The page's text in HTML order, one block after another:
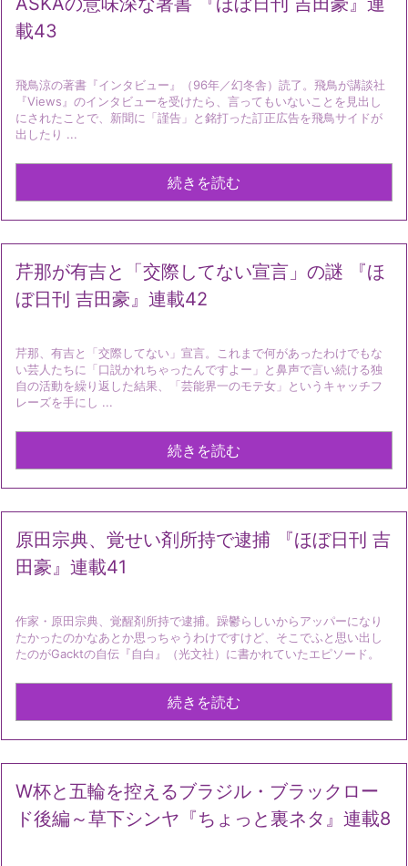
載43
飛鳥涼の著書『インタビュー』（96年／幻冬舎）読了。飛鳥が講談社
『Views』のインタビューを受けたら、言ってもいないことを見出し
にされたことで、新聞に「謹告」と銘打った訂正広告を飛鳥サイドが
出したり ...
続きを読む
芹那が有吉と「交際してない宣言」の謎 『ほ
ぼ日刊 吉田豪』連載42
芹那、有吉と「交際してない」宣言。これまで何があったわけでもな
い芸人たちに「口説かれちゃったんですよー」と鼻声で言い続ける独
自の活動を繰り返した結果、「芸能界一のモテ女」というキャッチフ
レーズを手にし ...
続きを読む
原田宗典、覚せい剤所持で逮捕 『ほぼ日刊 吉
田豪』連載41
作家・原田宗典、覚醒剤所持で逮捕。躁鬱らしいからアッパーになり
たかったのかなあとか思っちゃうわけですけど、そこでふと思い出し
たのがGacktの自伝『自白』（光文社）に書かれていたエピソード。
続きを読む
W杯と五輪を控えるブラジル・ブラックロー
ド後編～草下シンヤ『ちょっと裏ネタ』連載8